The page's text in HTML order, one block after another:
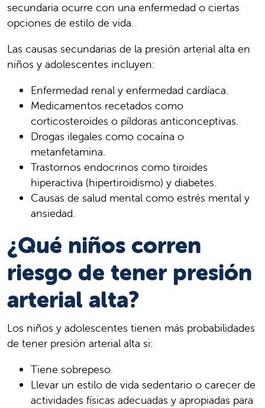
secundaria ocurre con una enfermedad o ciertas
opciones de estilo de vida.
Las causas secundarias de la presión arterial alta en
niños y adolescentes incluyen:
Enfermedad renal y enfermedad cardíaca.
Medicamentos recetados como
corticosteroides o píldoras anticonceptivas.
Drogas ilegales como cocaína o
metanfetamina.
Trastornos endocrinos como tiroides
hiperactiva (hipertiroidismo) y diabetes.
Causas de salud mental como estrés mental y
ansiedad.
¿Qué niños corren
riesgo de tener presión
arterial alta?
Los niños y adolescentes tienen más probabilidades
de tener presión arterial alta si:
Tiene sobrepeso.
Llevar un estilo de vida sedentario o carecer de
actividades físicas adecuadas y apropiadas para